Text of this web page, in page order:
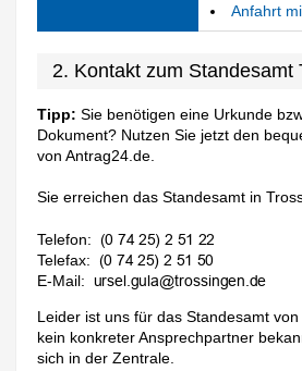
Anfahrt
2. Kontakt zum Standesamt
Tipp: Sie benötigen eine Urkunde
Dokument? Nutzen Sie jetzt den
von Antrag24.de.
Sie erreichen das Standesamt in
Telefon:
Telefax:
E-Mail:
Leider ist uns für das Standesamt
kein konkreter Ansprechpartner
sich in der Zentrale.